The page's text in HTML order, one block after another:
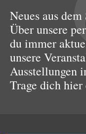
Neues aus
Über unsere
du immer
unsere
Ausstellungen
Trage dich hier